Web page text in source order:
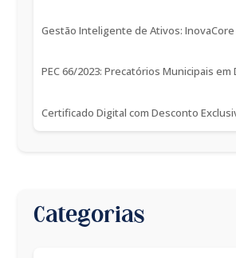
Gestão Inteligente de Ativos: InovaCore
PEC 66/2023: Precatórios Municipais em
Certificado Digital com Desconto
Categorias